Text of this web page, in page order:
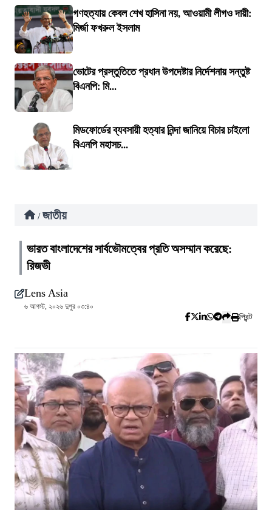
গণহত্যায় কেবল শেখ হাসিনা নয়, আওয়ামী লীগও দায়ী:
মির্জা ফখরুল ইসলাম
ভোটের প্রস্তুতিতে প্রধান উপদেষ্টার নির্দেশনায় সন্তুষ্ট
বিএনপি: মি...
মিডফোর্ডের ব্যবসায়ী হত্যার নিন্দা জানিয়ে বিচার চাইলো
বিএনপি মহাসচ...
/ জাতীয়
ভারত বাংলাদেশের সার্বভৌমত্বের প্রতি অসম্মান করেছে:
রিজভী
Lens Asia
৬ আগস্ট, ২০২৬ দুপুর ০৩:৪০
প্রিন্ট